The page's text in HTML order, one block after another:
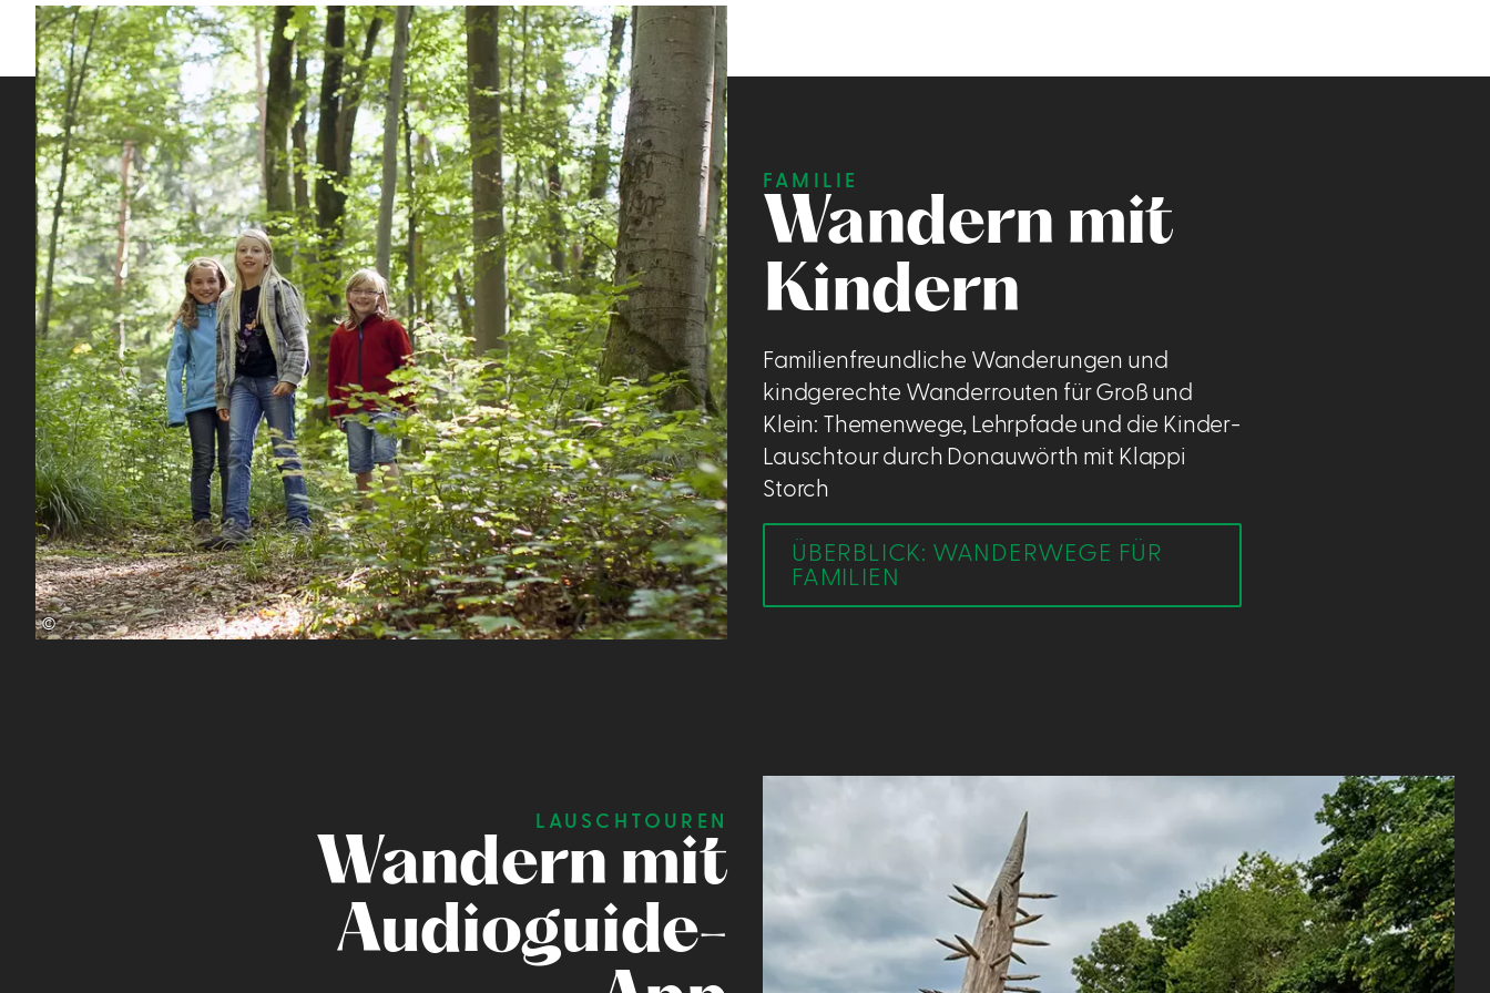
©
FAMILIE
Wandern mit
Kindern
Familienfreundliche Wanderungen und
kindgerechte Wanderrouten für Groß und
Klein: Themenwege, Lehrpfade und die Kinder-
Lauschtour durch Donauwörth mit Klappi
Storch
ÜBERBLICK: WANDERWEGE FÜR
FAMILIEN
LAUSCHTOUREN
Wandern mit
Audioguide-